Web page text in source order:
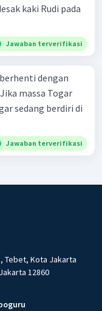
kaki Rudi pada
Jawaban terverifikasi
dengan
massa Togar
sedang berdiri di
Jawaban terverifikasi
Tebet, Kota Jakarta
12860